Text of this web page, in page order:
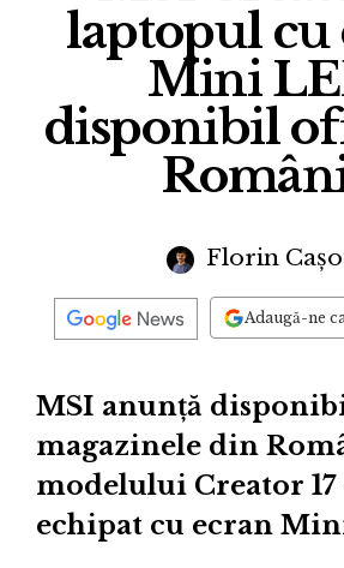
laptopul cu
Mini
disponibil
Florin
Adaugă-ne
MSI anunță
magazinele din
modelului Creator 17
echipat cu ecran